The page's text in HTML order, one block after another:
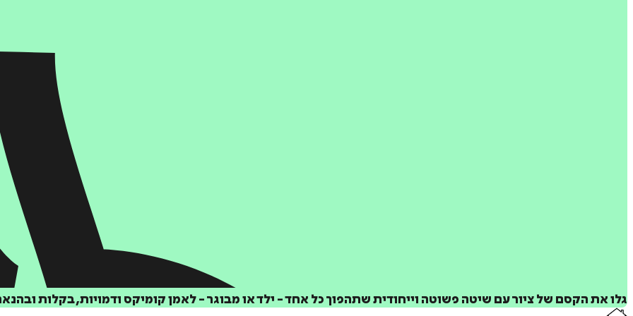
גלו את הקסם של ציור עם שיטה פשוטה וייחודית שתהפוך כל אחד - ילד או מבוגר - לאמן קומיקס ודמויות, בקלות